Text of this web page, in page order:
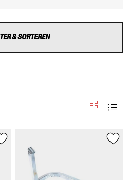
& SORTEREN